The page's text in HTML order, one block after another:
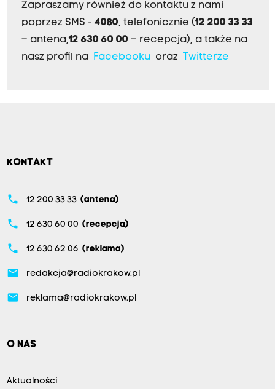
Zapraszamy również do kontaktu z nami
poprzez SMS - 4080, telefonicznie (12 200 33 33
– antena,12 630 60 00 – recepcja), a także na
nasz profil na Facebookuoraz Twitterze
KONTAKT
phone 12 200 33 33 (antena)
phone 12 630 60 00 (recepcja)
phone 12 630 62 06 (reklama)
email redakcja@radiokrakow.pl
email reklama@radiokrakow.pl
O NAS
Aktualności